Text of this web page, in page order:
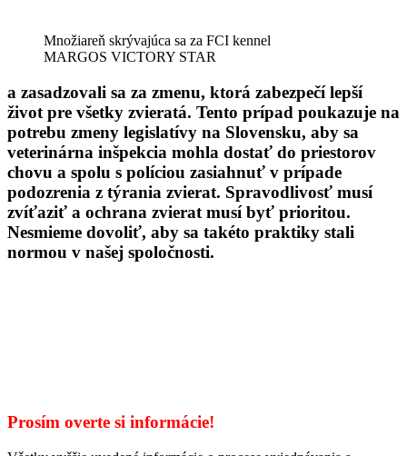
Množiareň skrývajúca sa za FCI kennel
MARGOS VICTORY STAR
a zasadzovali sa za zmenu, ktorá zabezpečí lepší
život pre všetky zvieratá. Tento prípad poukazuje na
potrebu zmeny legislatívy na Slovensku, aby sa
veterinárna inšpekcia mohla dostať do priestorov
chovu a spolu s políciou zasiahnuť v prípade
podozrenia z týrania zvierat. Spravodlivosť musí
zvíťaziť a ochrana zvierat musí byť prioritou.
Nesmieme dovoliť, aby sa takéto praktiky stali
normou v našej spoločnosti.
Prosím overte si informácie!